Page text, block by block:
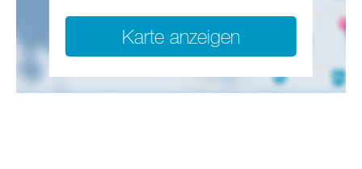
Karte anzeigen